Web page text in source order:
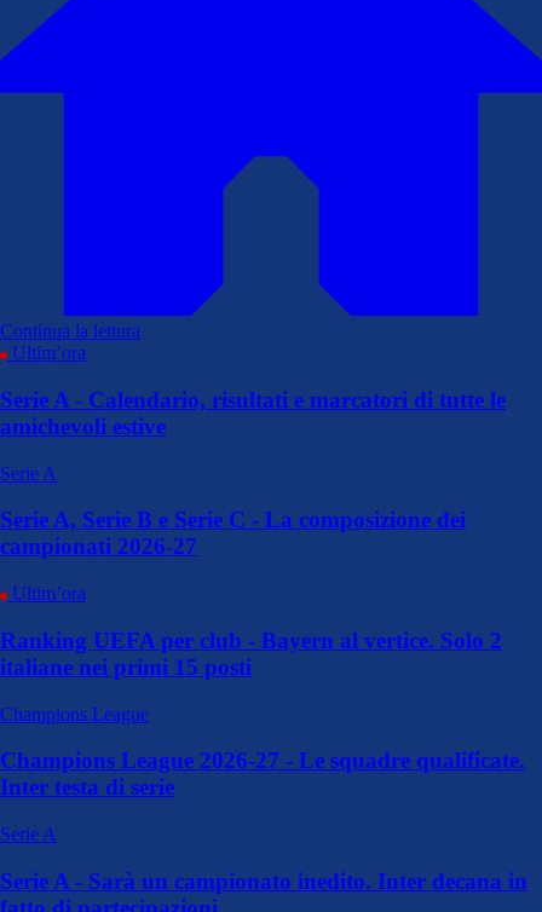
Continua la lettura
Ultim’ora
Serie A - Calendario, risultati e marcatori di tutte le
amichevoli estive
Serie A
Serie A, Serie B e Serie C - La composizione dei
campionati 2026-27
Ultim’ora
Ranking UEFA per club - Bayern al vertice. Solo 2
italiane nei primi 15 posti
Champions League
Champions League 2026-27 - Le squadre qualificate.
Inter testa di serie
Serie A
Serie A - Sarà un campionato inedito. Inter decana in